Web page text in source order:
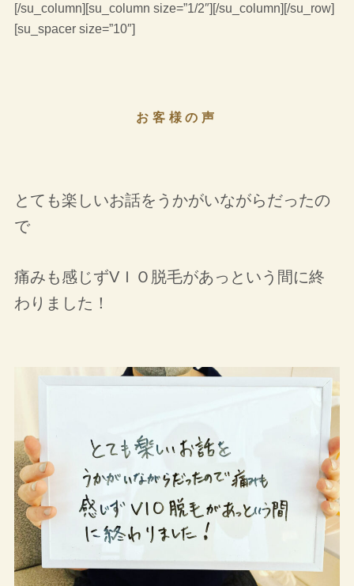
[/su_column][su_column size=”1/2″][/su_column][/su_row]
[su_spacer size=”10″]
お客様の声
とても楽しいお話をうかがいながらだったの
で
痛みも感じずVＩＯ脱毛があっという間に終
わりました！